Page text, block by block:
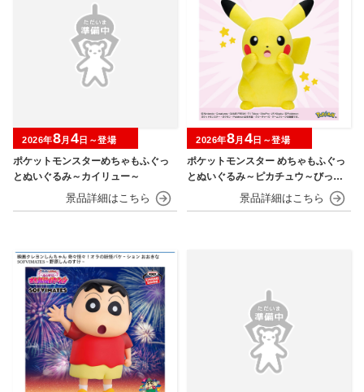
ポケットモンスターめちゃもふぐっ
とぬいぐるみ～カイリュー～
2026年8月 4日～登場
ポケットモンスター めちゃもふぐっ
とぬいぐるみ～ピカチュウ～びっく
2026年8月 4日～登場